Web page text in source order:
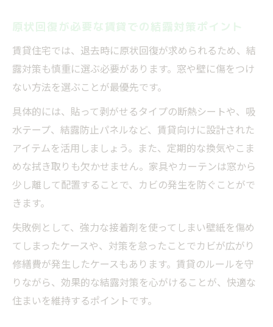
原状回復が必要な賃貸での結露対策ポイント
賃貸住宅では、退去時に原状回復が求められるため、結
露対策も慎重に選ぶ必要があります。窓や壁に傷をつけ
ない方法を選ぶことが最優先です。
具体的には、貼って剥がせるタイプの断熱シートや、吸
水テープ、結露防止パネルなど、賃貸向けに設計された
アイテムを活用しましょう。また、定期的な換気やこま
めな拭き取りも欠かせません。家具やカーテンは窓から
少し離して配置することで、カビの発生を防ぐことがで
きます。
失敗例として、強力な接着剤を使ってしまい壁紙を傷め
てしまったケースや、対策を怠ったことでカビが広がり
修繕費が発生したケースもあります。賃貸のルールを守
りながら、効果的な結露対策を心がけることが、快適な
住まいを維持するポイントです。